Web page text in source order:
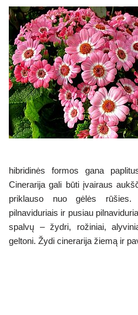
ss
e
n
g
er
at
s
A
p
p
er e
gr
a
m
c
e
b
o
o
k
hibridinės formos gana
Cinerarija gali būti įvairaus
priklauso nuo gėlės
pilnaviduriais ir pusiau
spalvų – žydri, rožiniai,
geltoni. Žydi cinerarija žiemą ir